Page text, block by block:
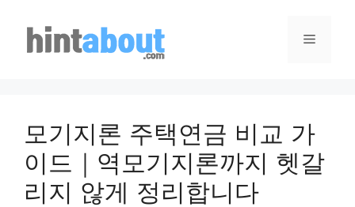
content
Menu
모기지론 주택연금 비교 가
이드｜역모기지론까지 헷갈
리지 않게 정리합니다